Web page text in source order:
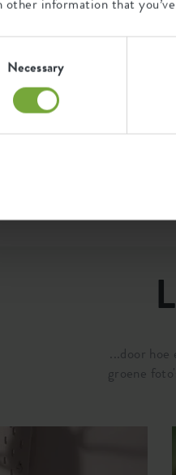
Necessary
8326028043300
duim. Verhalen over
inspireerden ons tot
oplossing zorgt voor
voor planten. Zo wordt
en leuker, zodat
gezonde, bloeiende
...door
groene